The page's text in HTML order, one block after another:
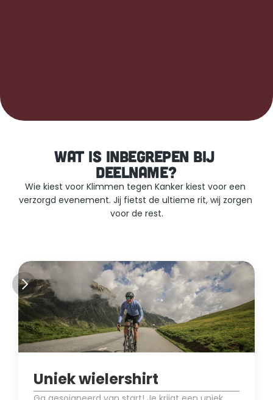
WAT IS INBEGREPEN BIJ
DEELNAME?
Wie kiest voor Klimmen tegen Kanker kiest voor een
verzorgd evenement. Jij fietst de ultieme rit, wij zorgen
voor de rest.
Uniek wielershirt